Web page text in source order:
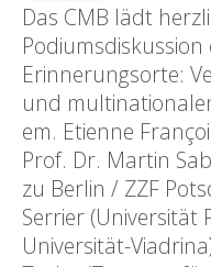
Das CMB lädt
Erinnerungsorte:
und
em. Etienne
Prof. Dr. Martin
zu Berlin / ZZF
Serrier (Universität
Universität-